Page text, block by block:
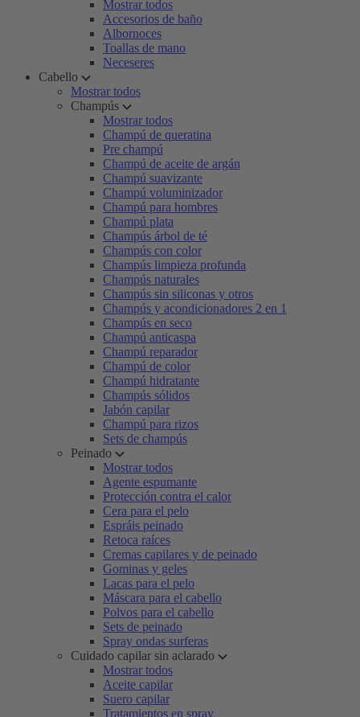
Mostrar todos
Accesorios de baño
Albornoces
Toallas de mano
Neceseres
Cabello
Mostrar todos
Champús
Mostrar todos
Champú de queratina
Pre champú
Champú de aceite de argán
Champú suavizante
Champú voluminizador
Champú para hombres
Champú plata
Champús árbol de té
Champús con color
Champús limpieza profunda
Champús naturales
Champús sin siliconas y otros
Champús y acondicionadores 2 en 1
Champús en seco
Champú anticaspa
Champú reparador
Champú de color
Champú hidratante
Champús sólidos
Jabón capilar
Champú para rizos
Sets de champús
Peinado
Mostrar todos
Agente espumante
Protección contra el calor
Cera para el pelo
Espráis peinado
Retoca raíces
Cremas capilares y de peinado
Gominas y geles
Lacas para el pelo
Máscara para el cabello
Polvos para el cabello
Sets de peinado
Spray ondas surferas
Cuidado capilar sin aclarado
Mostrar todos
Aceite capilar
Suero capilar
Tratamientos en spray